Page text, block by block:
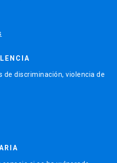
de discriminación, violencia de